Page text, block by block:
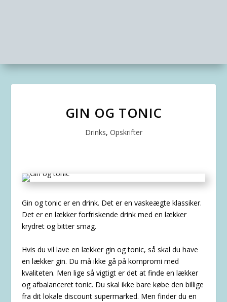
GIN OG TONIC
Drinks, Opskrifter
Gin og tonic er en drink. Det er en vaskeægte klassiker.
Det er en lækker forfriskende drink med en lækker
krydret og bitter smag.
Hvis du vil lave en lækker gin og tonic, så skal du have
en lækker gin. Du må ikke gå på kompromi med
kvaliteten. Men lige så vigtigt er det at finde en lækker
og afbalanceret tonic. Du skal ikke bare købe den billige
fra dit lokale discount supermarked. Men finder du en